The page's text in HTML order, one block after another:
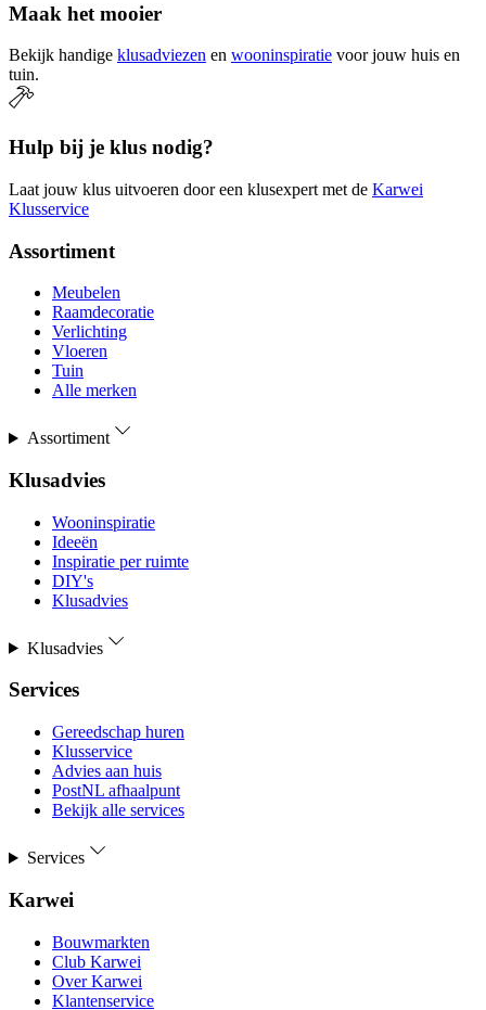
Maak het mooier
Bekijk handige klusadviezen en wooninspiratie voor jouw huis en
tuin.
Hulp bij je klus nodig?
Laat jouw klus uitvoeren door een klusexpert met de Karwei
Klusservice
Assortiment
Meubelen
Raamdecoratie
Verlichting
Vloeren
Tuin
Alle merken
Assortiment
Klusadvies
Wooninspiratie
Ideeën
Inspiratie per ruimte
DIY's
Klusadvies
Klusadvies
Services
Gereedschap huren
Klusservice
Advies aan huis
PostNL afhaalpunt
Bekijk alle services
Services
Karwei
Bouwmarkten
Club Karwei
Over Karwei
Klantenservice